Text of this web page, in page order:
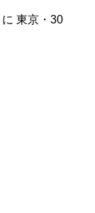
に 東京・30